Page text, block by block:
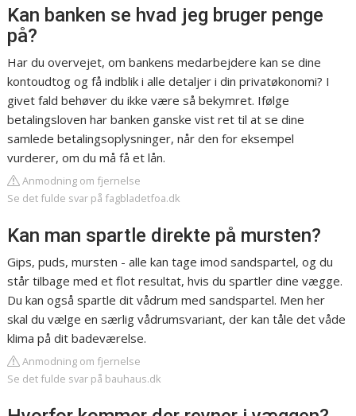
Kan banken se hvad jeg bruger penge
på?
Har du overvejet, om bankens medarbejdere kan se dine
kontoudtog og få indblik i alle detaljer i din privatøkonomi? I
givet fald behøver du ikke være så bekymret. Ifølge
betalingsloven har banken ganske vist ret til at se dine
samlede betalingsoplysninger, når den for eksempel
vurderer, om du må få et lån.
Anmodning om fjernelse
Se det fulde svar på fagbladetfoa.dk
Kan man spartle direkte på mursten?
Gips, puds, mursten - alle kan tage imod sandspartel, og du
står tilbage med et flot resultat, hvis du spartler dine vægge.
Du kan også spartle dit vådrum med sandspartel. Men her
skal du vælge en særlig vådrumsvariant, der kan tåle det våde
klima på dit badeværelse.
Anmodning om fjernelse
Se det fulde svar på bauhaus.dk